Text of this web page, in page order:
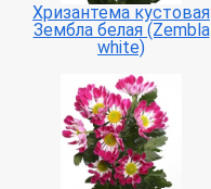
Хризантема кустовая
Зембла белая (Zembla
white)